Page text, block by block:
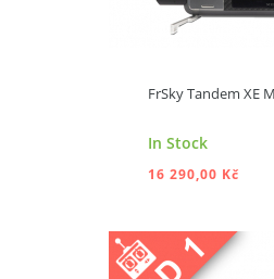
FrSky Tandem XE
In Stock
16 290,00 Kč